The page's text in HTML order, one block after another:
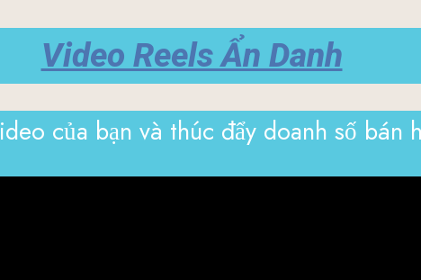
Video Reels Ẩn Danh
của bạn và thúc đẩy doanh số bán